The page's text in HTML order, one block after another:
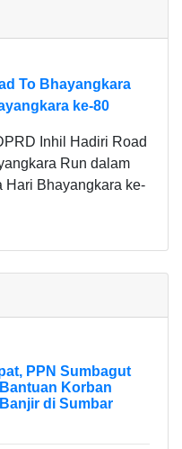
To Bhayangkara
ke-80
Inhil Hadiri Road
Run dalam
Hari Bhayangkara ke-
PPN Sumbagut
Korban
di Sumbar